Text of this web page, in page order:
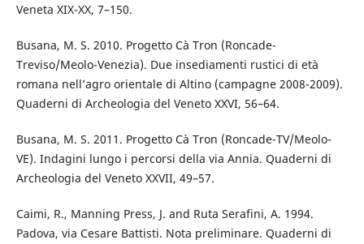
Veneta XIX-XX, 7–150.
Busana, M. S. 2010. Progetto Cà Tron (Roncade-
Treviso/Meolo-Venezia). Due insediamenti rustici di età
romana nell’agro orientale di Altino (campagne 2008-2009).
Quaderni di Archeologia del Veneto XXVI, 56–64.
Busana, M. S. 2011. Progetto Cà Tron (Roncade-TV/Meolo-
VE). Indagini lungo i percorsi della via Annia. Quaderni di
Archeologia del Veneto XXVII, 49–57.
Caimi, R., Manning Press, J. and Ruta Serafini, A. 1994.
Padova, via Cesare Battisti. Nota preliminare. Quaderni di